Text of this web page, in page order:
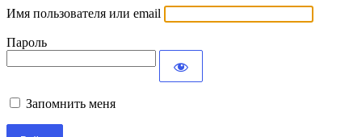
Имя пользователя или email
Пароль
Запомнить меня